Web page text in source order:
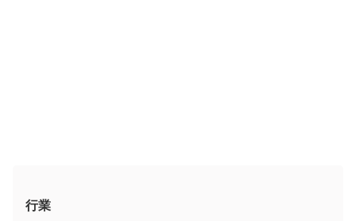
行業